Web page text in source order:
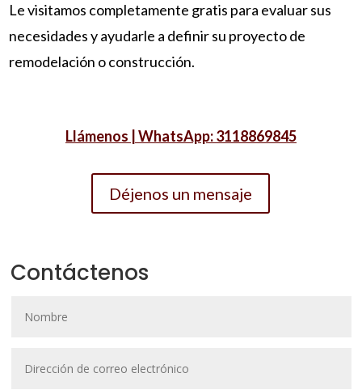
Le visitamos completamente gratis para evaluar sus
necesidades y ayudarle a definir su proyecto de
remodelación o construcción.
Llámenos | WhatsApp: 3118869845
Déjenos un mensaje
Contáctenos